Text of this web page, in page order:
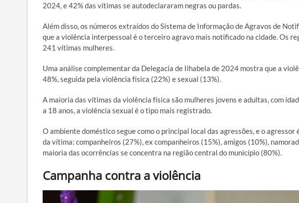
2024, e 42% das vítimas se autodeclararam negras ou pardas.
Além disso, os números extraídos do Sistema de Informação de Agravos de
que a violência interpessoal é o terceiro agravo mais notificado na cidade. Os
241 vítimas mulheres.
Uma análise complementar da Delegacia de Ilhabela de 2024 mostra que a
48%, seguida pela violência física (22%) e sexual (13%).
A maioria das vítimas da violência física são mulheres jovens e adultas, com
a 18 anos, a violência sexual é o tipo mais registrado.
O ambiente doméstico segue como o principal local das agressões, e o
da vítima: companheiros (27%), ex companheiros (15%), amigos (10%),
maioria das ocorrências se concentra na região central do município (80%).
Campanha contra a violência